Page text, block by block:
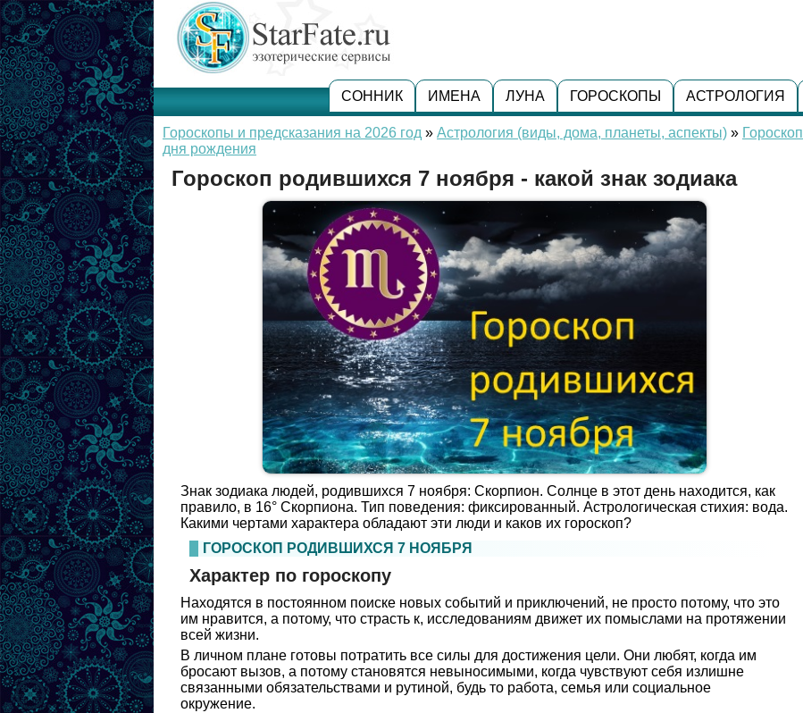
СОННИК ИМЕНА ЛУНА ГОРОСКОПЫ АСТРОЛОГИЯ
Гороскопы и предсказания на 2026 год » Астрология (виды, дома, планеты, аспекты) » Гороскоп
дня рождения
Гороскоп родившихся 7 ноября - какой знак зодиака
Знак зодиака людей, родившихся 7 ноября: Скорпион. Солнце в этот день находится, как
правило, в 16° Скорпиона. Тип поведения: фиксированный. Астрологическая стихия: вода.
Какими чертами характера обладают эти люди и каков их гороскоп?
ГОРОСКОП РОДИВШИХСЯ 7 НОЯБРЯ
Характер по гороскопу
Находятся в постоянном поиске новых событий и приключений, не просто потому, что это
им нравится, а потому, что страсть к, исследованиям движет их помыслами на протяжении
всей жизни.
В личном плане готовы потратить все силы для достижения цели. Они любят, когда им
бросают вызов, а потому становятся невыносимыми, когда чувствуют себя излишне
связанными обязательствами и рутиной, будь то работа, семья или социальное
окружение.